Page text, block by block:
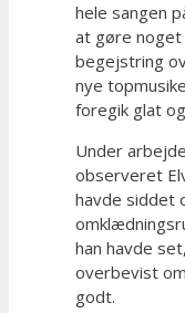
hele sangen
at gøre
begejstring
nye
foregik glat
Under
observeret
havde siddet
han havde
overbevist
godt.